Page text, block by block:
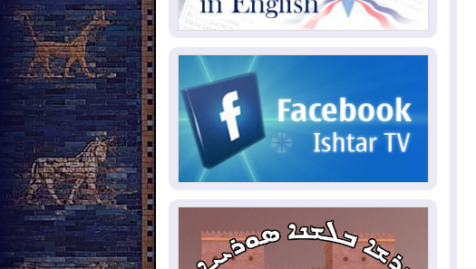
2026-08-06بعد هجومين قرب باب المندب..
الأحمر
2026-08-06مئات القاصرين بلا مأوى.. أزمة
سبتة تتصاعد وتضغط على مدريد
لمدة عام.. بدء توريد 100
مليون قدم مكعب يومياً من غاز كورمور في
إقليم كوردستان إلى وزارة الكهرباء العراقية
2026-08-05
15كارثة بيئية ومناخية ترسم